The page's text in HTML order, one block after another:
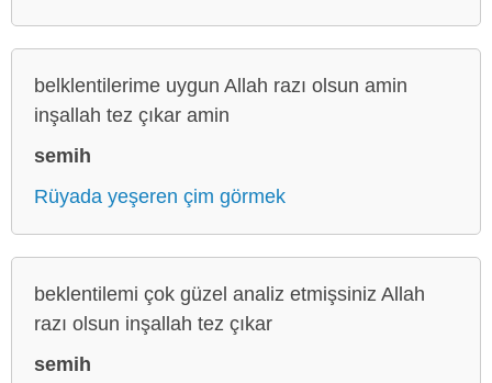
belklentilerime uygun Allah razı olsun amin
inşallah tez çıkar amin
semih
Rüyada yeşeren çim görmek
beklentilemi çok güzel analiz etmişsiniz Allah
razı olsun inşallah tez çıkar
semih